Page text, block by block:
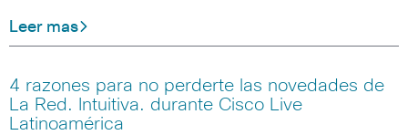
Leer mas
4 razones para no perderte las novedades de
La Red. Intuitiva. durante Cisco Live
Latinoamérica